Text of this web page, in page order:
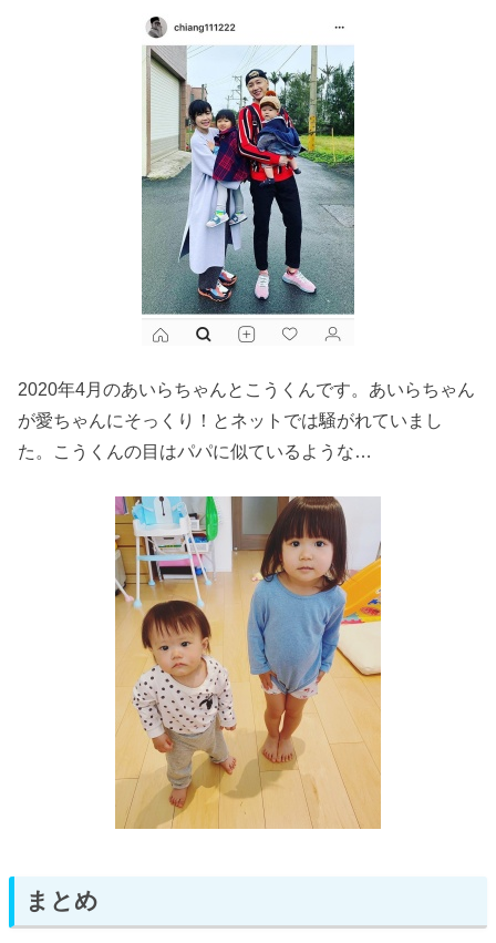
2020年4月のあいらちゃんとこうくんです。あいらちゃん
が愛ちゃんにそっくり！とネットでは騒がれていまし
た。こうくんの目はパパに似ているような…
まとめ